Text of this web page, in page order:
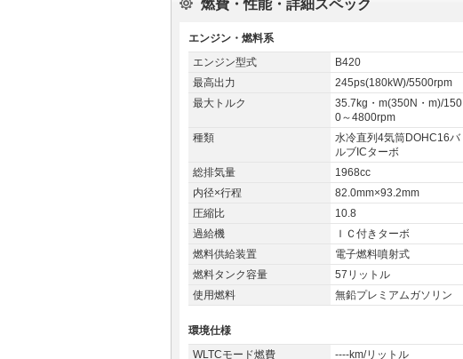
エンジン・燃料系
エンジン型式
B420
最高出力
245ps(180kW)/5500rpm
最大トルク
35.7kg・m(350N・m)/150
0～4800rpm
種類
水冷直列4気筒DOHC16バ
ルブICターボ
総排気量
1968cc
内径×行程
82.0mm×93.2mm
圧縮比
10.8
過給機
ＩＣ付きターボ
燃料供給装置
電子燃料噴射式
燃料タンク容量
57リットル
使用燃料
無鉛プレミアムガソリン
環境仕様
WLTCモード燃費
----km/リットル